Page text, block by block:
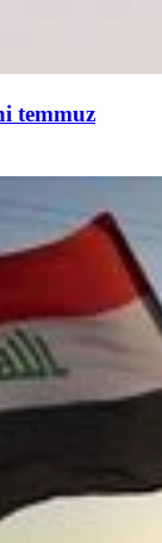
temmuz